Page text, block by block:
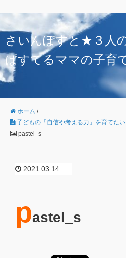
さいんぽすと★３人
ぱすてるママの子育
ホーム /
子どもの「自信や考える力」を育てた
pastel_s
2021.03.14
pastel_s